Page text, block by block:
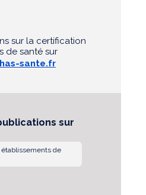
sur la certification
de santé sur
sante.fr
sur
de